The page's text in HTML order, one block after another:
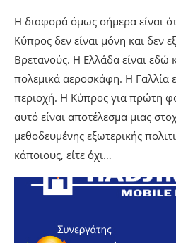
Η διαφορά όμως σήμερα είναι
Κύπρος δεν είναι μόνη και δεν
Βρετανούς. Η Ελλάδα είναι εδώ
πολεμικά αεροσκάφη. Η Γαλλία
περιοχή. Η Κύπρος για πρώτη
αυτό είναι αποτέλεσμα μιας
μεθοδευμένης εξωτερικής
κάποιους, είτε όχι…